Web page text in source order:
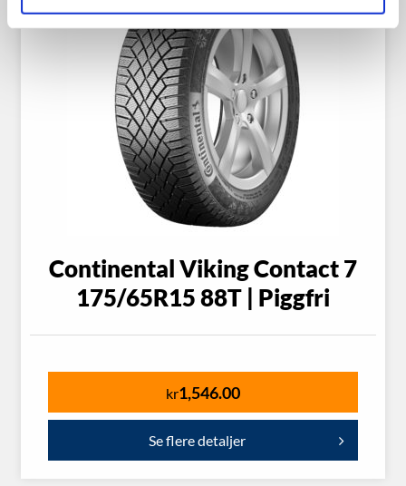
Continental Viking Contact 7
175/65R15 88T | Piggfri
kr1,546.00
Se flere detaljer